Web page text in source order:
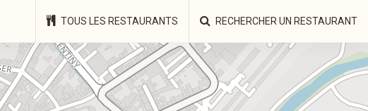
TOUS LES RESTAURANTS RECHERCHER UN RESTAURANT